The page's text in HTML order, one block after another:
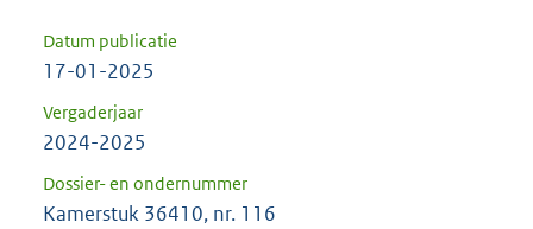
Datum publicatie
17-01-2025
Vergaderjaar
2024-2025
Dossier- en ondernummer
Kamerstuk 36410, nr. 116